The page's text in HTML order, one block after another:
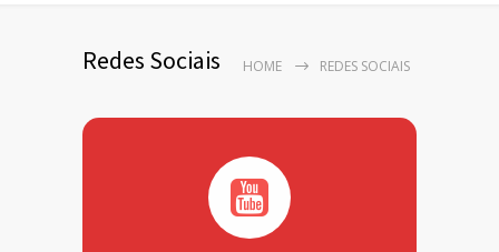
Redes Sociais HOME REDES SOCIAIS